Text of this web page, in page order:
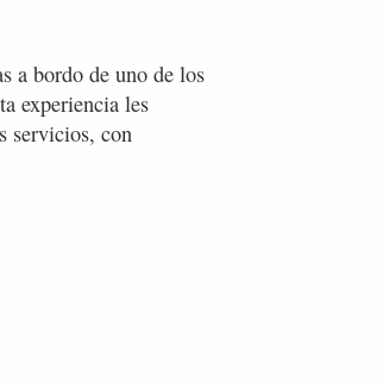
a bordo de uno de los
experiencia les
servicios, con